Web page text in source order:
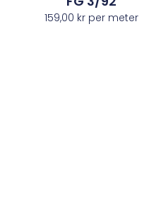
159,00 krper meter